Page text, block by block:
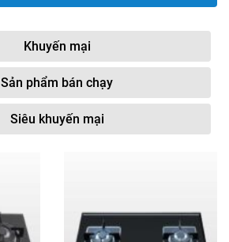
Khuyến mại
Sản phẩm bán chạy
Siêu khuyến mại